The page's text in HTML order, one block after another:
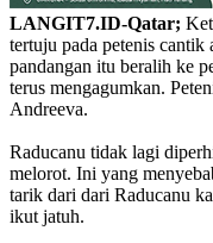
LANGIT7.ID-Qatar;
tertuju pada petenis cantik
pandangan itu beralih ke
terus mengagumkan.
Andreeva.
Raducanu tidak lagi
melorot. Ini yang
tarik dari dari Raducanu
ikut jatuh.